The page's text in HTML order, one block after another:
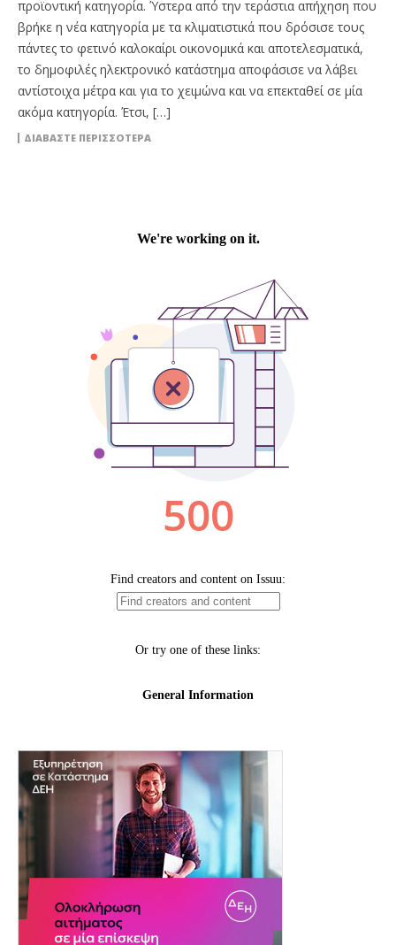
προϊοντική κατηγορία. Ύστερα από την τεράστια απήχηση που
βρήκε η νέα κατηγορία με τα κλιματιστικά που δρόσισε τους
πάντες το φετινό καλοκαίρι οικονομικά και αποτελεσματικά,
το δημοφιλές ηλεκτρονικό κατάστημα αποφάσισε να λάβει
αντίστοιχα μέτρα και για το χειμώνα και να επεκταθεί σε μία
ακόμα κατηγορία. Έτσι, […]
ΔΙΑΒΆΣΤΕ ΠΕΡΙΣΣΌΤΕΡΑ